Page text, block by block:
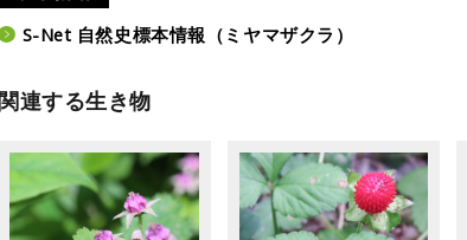
S-Net 自然史標本情報（ミヤマザクラ）
連する生き物